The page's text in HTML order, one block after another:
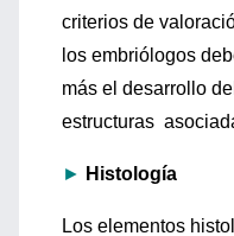
criterios de
los embriólogos
más el desarrollo
estructuras
► Histología
Los elementos